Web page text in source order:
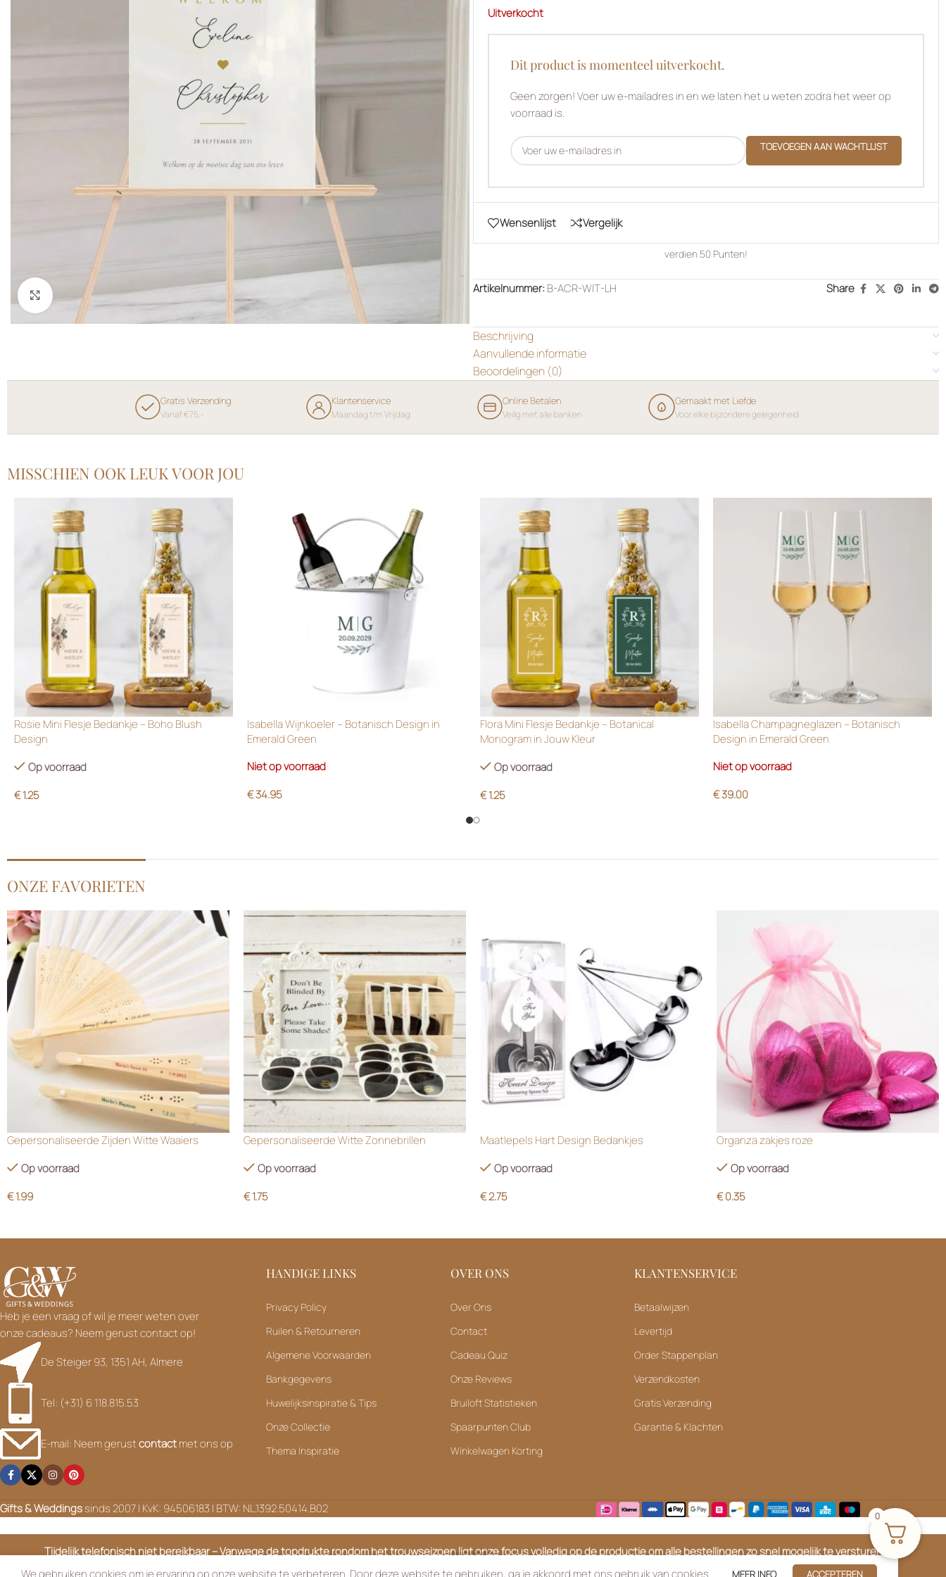
Tijdelijk telefonisch niet bereikbaar – Vanwege de topdrukte rondom het trouwseizoen ligt onze focus volledig op de productie om alle bestellingen zo snel mogelijk te versturen. We
zijn tijdelijk niet telefonisch bereikbaar, maar helpen je via e-mail graag en snel verder!
Klik om te vergroten
Uitverkocht
Dit product is momenteel uitverkocht.
Geen zorgen! Voer uw e-mailadres in en we laten het u weten zodra het weer op
voorraad is.
TOEVOEGEN AAN WACHTLIJST
Wensenlijst Vergelijk
verdien 50 Punten!
Artikelnummer:B-ACR-WIT-LH Share
Beschrijving
Aanvullende informatie
Beoordelingen (0)
Gratis Verzending
Vanaf €75,-
Klantenservice
Maandag t/m Vrijdag
Online Betalen
Veilig met alle banken
Gemaakt met Liefde
Voor elke bijzondere gelegenheid
MISSCHIEN OOK LEUK VOOR JOU
Rosie Mini Flesje Bedankje – Boho Blush
Design
Op voorraad
€1.25
Isabella Wijnkoeler – Botanisch Design in
Emerald Green
Niet op voorraad
€34.95
Flora Mini Flesje Bedankje – Botanical
Monogram in Jouw Kleur
Op voorraad
€1.25
Isabella Champagneglazen – Botanisch
Design in Emerald Green
Niet op voorraad
€39.00
ONZE FAVORIETEN
Gepersonaliseerde Zijden Witte Waaiers
Op voorraad
€1.99
Gepersonaliseerde Witte Zonnebrillen
Op voorraad
€1.75
Maatlepels Hart Design Bedankjes
Op voorraad
€2.75
Organza zakjes roze
Op voorraad
€0.35
Heb je een vraag of wil je meer weten over
onze cadeaus? Neem gerust contact op!
De Steiger 93, 1351 AH, Almere
Tel: (+31) 6 118.815.53
E-mail: Neem gerustcontactmet ons op
HANDIGE LINKS
Privacy Policy
Ruilen & Retourneren
Algemene Voorwaarden
Bankgegevens
Huwelijksinspiratie & Tips
Onze Collectie
Thema Inspiratie
OVER ONS
Over Ons
Contact
Cadeau Quiz
Onze Reviews
Bruiloft Statistieken
Spaarpunten Club
Winkelwagen Korting
KLANTENSERVICE
Betaalwijzen
Levertijd
Order Stappenplan
Verzendkosten
Gratis Verzending
Garantie & Klachten
Gifts & Weddingssinds 2007 | KvK: 94506183 | BTW: NL.1392.50414.B02
MEER INFO ACCEPTEREN
0